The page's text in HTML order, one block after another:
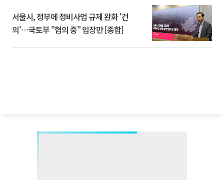
서울시, 정부에 정비사업 규제 완화 '건
의'⋯국토부 "협의 중" 입장만 [종합]